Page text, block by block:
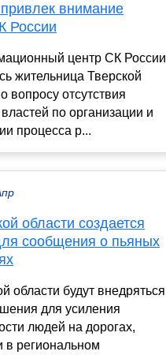
внимание
России
центр СК России
жительница Тверской
вопросу отсутствия
по организации и
процесса р...
области создается
сообщения о пьяных
области будут внедряться
для усиления
людей на дорогах,
в региональном